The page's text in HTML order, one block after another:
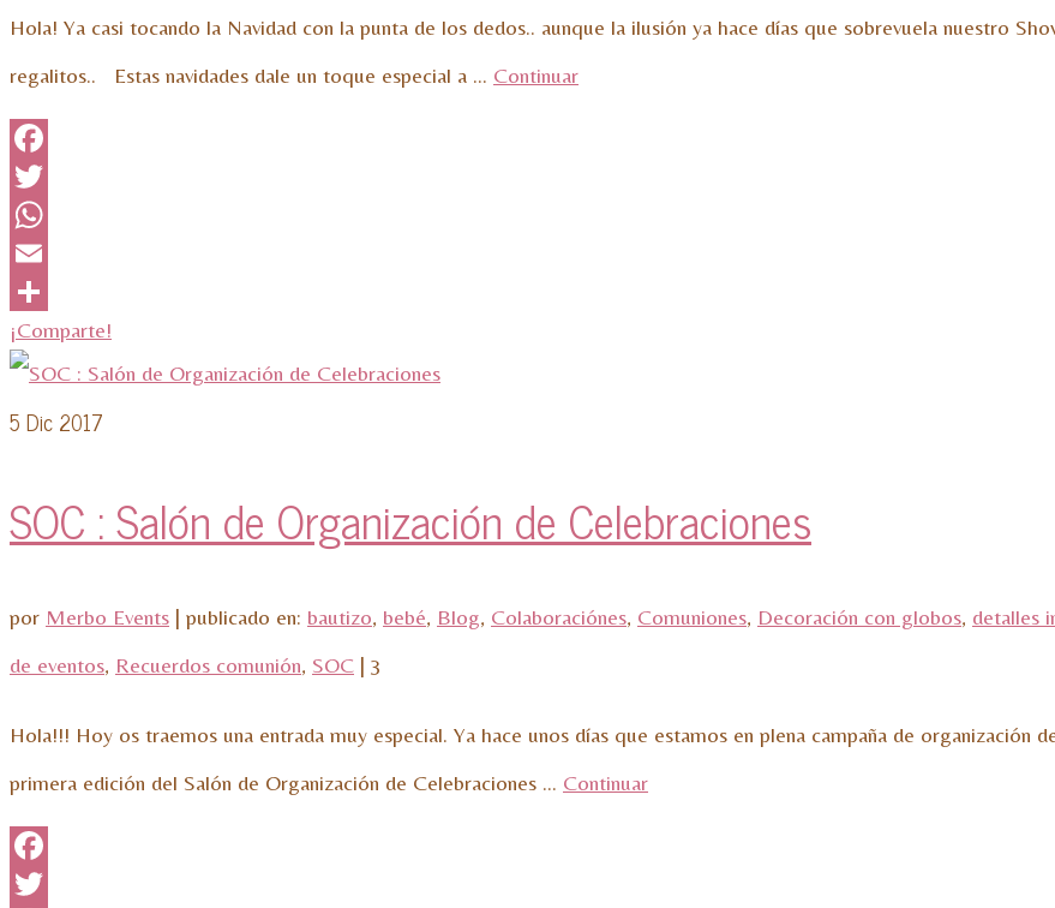
Hola! Ya casi tocando la Navidad con la punta de los dedos.. aunque la ilusión ya hace días que sobrevuela nuestro
regalitos.. Estas navidades dale un toque especial a … Continuar
Facebook
Twitter
WhatsApp
Email
¡Comparte!
5 Dic 2017
SOC : Salón de Organización de Celebraciones
por Merbo Events | publicado en: bautizo, bebé, Blog, Colaboraciónes, Comuniones, Decoración con globos, detalles
de eventos, Recuerdos comunión, SOC | 3
Hola!!! Hoy os traemos una entrada muy especial. Ya hace unos días que estamos en plena campaña de
primera edición del Salón de Organización de Celebraciones … Continuar
Facebook